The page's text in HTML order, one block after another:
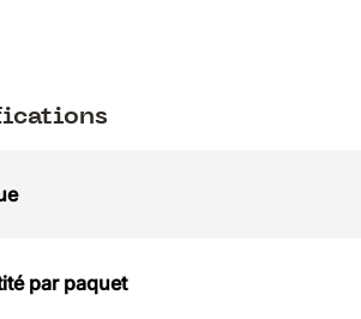
par paquet